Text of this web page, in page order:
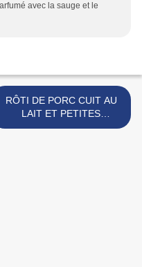
avec la sauge et le
RÔTI DE PORC CUIT AU
LAIT ET PETITES
POMMES DE TERRE